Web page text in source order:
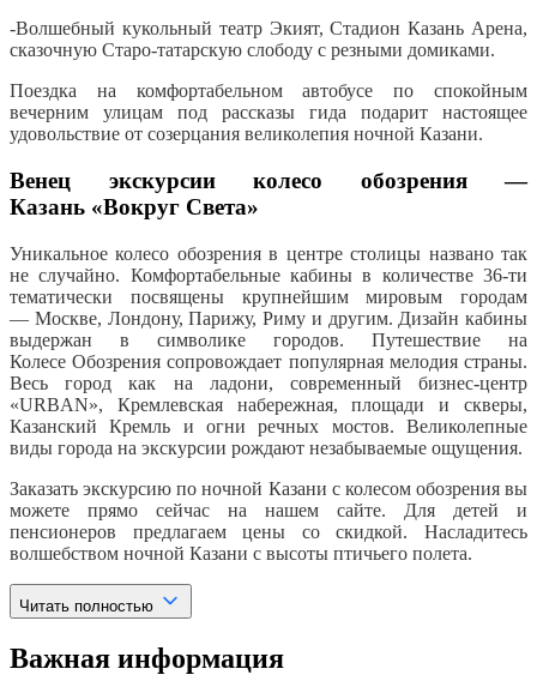
-Волшебный кукольный театр Экият, Стадион Казань Арена,
сказочную Старо-татарскую слободу с резными домиками.
Поездка на комфортабельном автобусе по спокойным
вечерним улицам под рассказы гида подарит настоящее
удовольствие от созерцания великолепия ночной Казани.
Венец экскурсии колесо обозрения ―
Казань «Вокруг Света»
Уникальное колесо обозрения в центре столицы названо так
не случайно. Комфортабельные кабины в количестве 36-ти
тематически посвящены крупнейшим мировым городам
― Москве, Лондону, Парижу, Риму и другим. Дизайн кабины
выдержан в символике городов. Путешествие на
Колесе Обозрения сопровождает популярная мелодия страны.
Весь город как на ладони, современный бизнес-центр
«URBAN», Кремлевская набережная, площади и скверы,
Казанский Кремль и огни речных мостов. Великолепные
виды города на экскурсии рождают незабываемые ощущения.
Заказать экскурсию по ночной Казани с колесом обозрения вы
можете прямо сейчас на нашем сайте. Для детей и
пенсионеров предлагаем цены со скидкой. Насладитесь
волшебством ночной Казани с высоты птичьего полета.
Читать полностью
Важная информация